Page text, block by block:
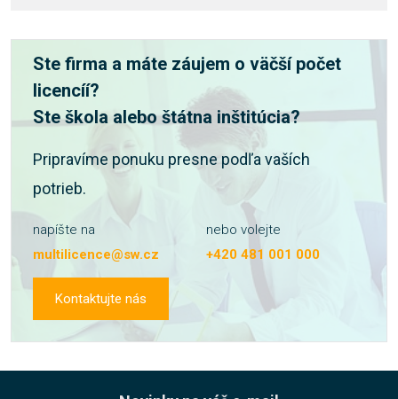
Ste firma a máte záujem o väčší počet
licencíí?
Ste škola alebo štátna inštitúcia?
Pripravíme ponuku presne podľa vaších
potrieb.
napíšte na
multilicence@sw.cz
nebo volejte
+420 481 001 000
Kontaktujte nás